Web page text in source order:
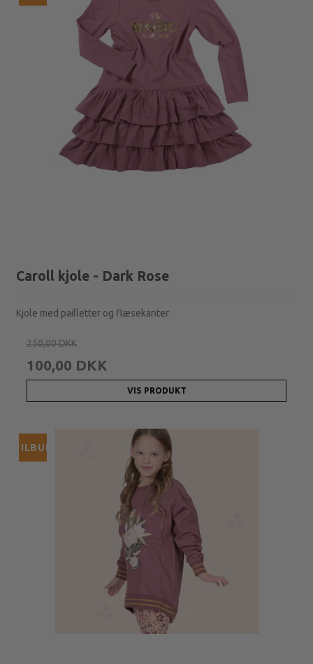
Caroll kjole - Dark Rose
Kjole med pailletter og flæsekanter
250,00 DKK
100,00 DKK
VIS PRODUKT
TILBUD